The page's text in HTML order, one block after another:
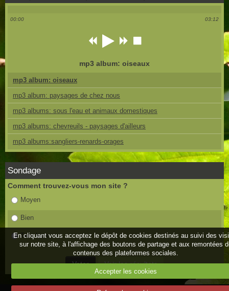
00:00 03:12
mp3 album: oiseaux
mp3 album: oiseaux
mp3 album: paysages de chez nous
mp3 albums: sous l'eau et animaux domestiques
mp3 albums: chevreuils - paysages d'ailleurs
mp3 albums:sangliers-renards-orages
Sondage
Comment trouvez-vous mon site ?
Moyen
Bien
Très bien
En cliquant vous acceptez le dépôt de cookies destinés au suivi des
sur notre site, à l'affichage des boutons de partage et aux remontées
contenus des plateformes sociales.
Accepter les cookies